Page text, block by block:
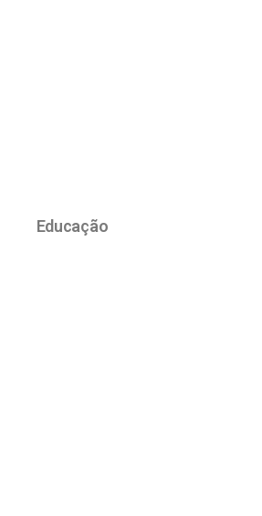
Educação